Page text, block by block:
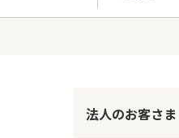
法人のお客さま